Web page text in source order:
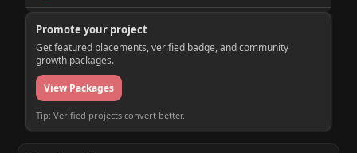
Promote your project
Get featured placements, verified badge, and community
growth packages.
View Packages
Tip: Verified projects convert better.